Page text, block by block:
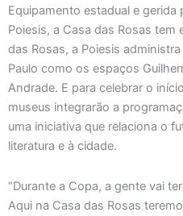
Equipamento estadual e gerida
Poiesis, a Casa das Rosas tem
das Rosas, a Poiesis
Paulo como os espaços
Andrade. E para celebrar o
museus integrarão a
uma iniciativa que relaciona o
literatura e à cidade.
“Durante a Copa, a gente vai
Aqui na Casa das Rosas